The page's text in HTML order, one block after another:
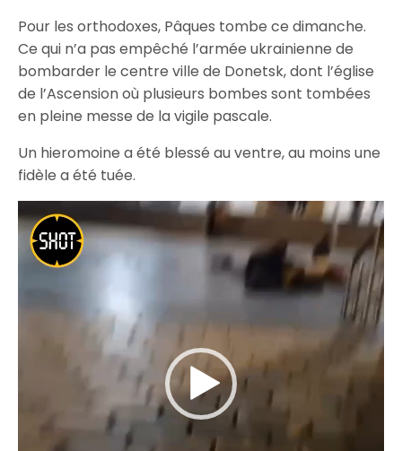
Pour les orthodoxes, Pâques tombe ce dimanche.
Ce qui n’a pas empêché l’armée ukrainienne de
bombarder le centre ville de Donetsk, dont l’église
de l’Ascension où plusieurs bombes sont tombées
en pleine messe de la vigile pascale.
Un hieromoine a été blessé au ventre, au moins une
fidèle a été tuée.
Lecteur
vidéo